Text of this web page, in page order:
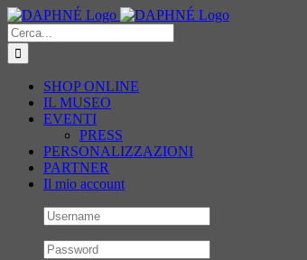
Salta
al
contenuto
Cerca
per:
SHOP ONLINE
IL MUSEO
EVENTI
PRESS
PERSONALIZZAZIONI
PARTNER
Il mio account